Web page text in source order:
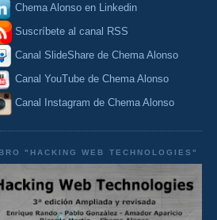
Chema Alonso en Linkedin
Suscríbete al canal RSS
Canal SlideShare de Chema Alonso
Canal YouTube de Chema Alonso
Canal Instagram de Chema Alonso
"HACKING WEB TECHNOLOGIES"